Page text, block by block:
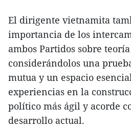
El dirigente vietnamita
importancia de los
ambos Partidos sobre
considerándolos una
mutua y un espacio
experiencias en la
político más ágil y acorde
desarrollo actual.